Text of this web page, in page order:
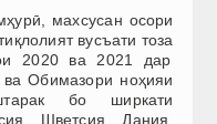
махсусан осори
вусъати тоза
2020 ва 2021 дар
Обимазори ноҳияи
бо ширкати
Шветсия, Дания,